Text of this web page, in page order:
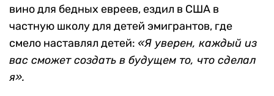
вино для бедных евреев, ездил в США в
частную школу для детей эмигрантов, где
смело наставлял детей: «Я уверен, каждый из
вас сможет создать в будущем то, что сделал
я».